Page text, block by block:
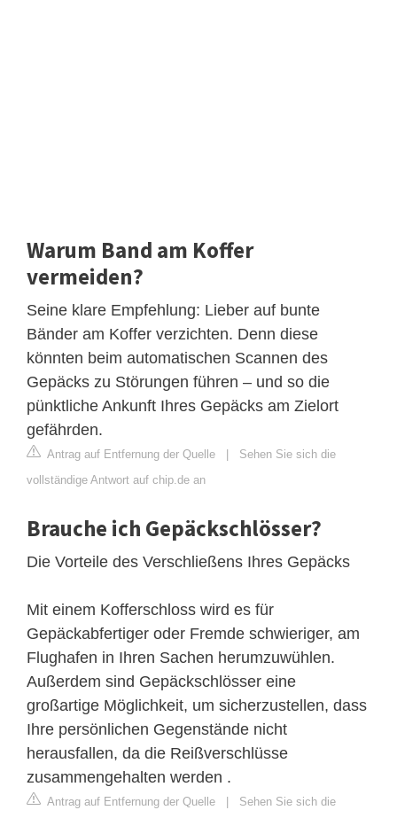
Warum Band am Koffer
vermeiden?
Seine klare Empfehlung: Lieber auf bunte
Bänder am Koffer verzichten. Denn diese
könnten beim automatischen Scannen des
Gepäcks zu Störungen führen – und so die
pünktliche Ankunft Ihres Gepäcks am Zielort
gefährden.
Antrag auf Entfernung der Quelle | Sehen Sie sich die
vollständige Antwort auf chip.de an
Brauche ich Gepäckschlösser?
Die Vorteile des Verschließens Ihres Gepäcks
Mit einem Kofferschloss wird es für
Gepäckabfertiger oder Fremde schwieriger, am
Flughafen in Ihren Sachen herumzuwühlen.
Außerdem sind Gepäckschlösser eine
großartige Möglichkeit, um sicherzustellen, dass
Ihre persönlichen Gegenstände nicht
herausfallen, da die Reißverschlüsse
zusammengehalten werden .
Antrag auf Entfernung der Quelle | Sehen Sie sich die